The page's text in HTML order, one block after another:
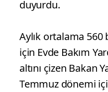
duyurdu.
Aylık ortalama
için Evde Bakım
altını çizen Bakan
Temmuz dönemi